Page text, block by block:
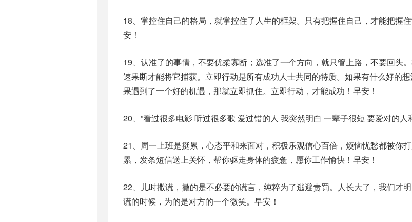
18、掌控住自己的格局，就掌控住了人生的框架。只有把握住自己，才能把握
安！
19、认准了的事情，不要优柔寡断；选准了一个方向，就只管上路，不要回头
速果断才能将它捕获。立即行动是所有成功人士共同的特质。如果有什么好的
果遇到了一个好的机遇，那就立即抓住。立即行动，才能成功！早安！
20、”看过很多电影 听过很多歌 爱过错的人 我突然明白 一辈子很短 要爱对的人
21、周一上班是挺累，心态平和来面对，积极乐观信心百倍，烦恼忧愁都被你
累，发条短信送上关怀，帮你驱走身体的疲惫，愿你工作愉快！早安！
22、儿时撒谎，撒的是不必要的谎言，纯粹为了逃避责罚。人长大了，我们才
谎的时候，为的是对方的一个微笑。早安！